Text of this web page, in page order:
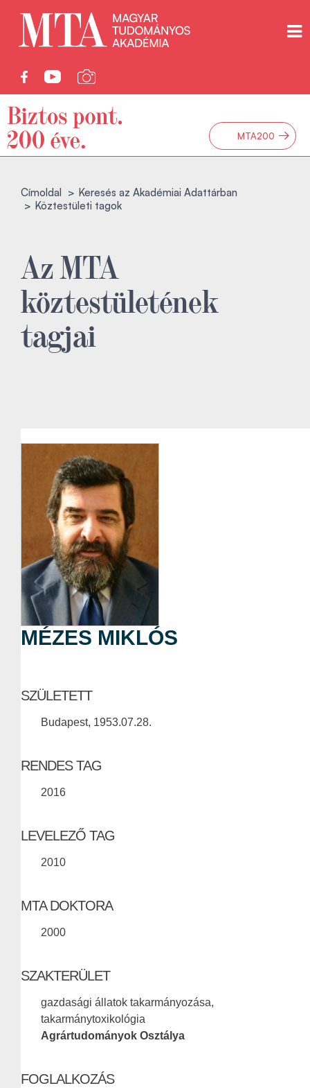
MTA200 →
Címoldal
Keresés az Akadémiai Adattárban
Köztestületi tagok
Az MTA
köztestületének
tagjai
MÉZES MIKLÓS
SZÜLETETT
Budapest, 1953.07.28.
RENDES TAG
2016
LEVELEZŐ TAG
2010
MTA DOKTORA
2000
SZAKTERÜLET
gazdasági állatok takarmányozása,
takarmánytoxikológia
Agrártudományok Osztálya
FOGLALKOZÁS